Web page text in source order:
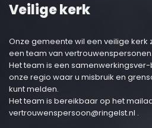
Veilige kerk
Onze gemeente wil een veilige kerk
een team van vertrouwenspersonen.
Het team is een
onze regio waar u misbruik en
kunt melden.
Het team is bereikbaar op het
vertrouwenspersoon@ringelst.nl .